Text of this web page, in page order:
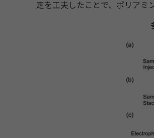
定を工夫したことで、ポリアミ